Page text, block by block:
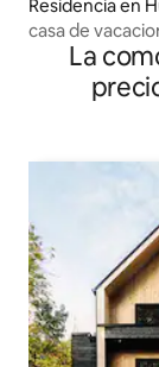
Residencia en
casa de
HulstLa